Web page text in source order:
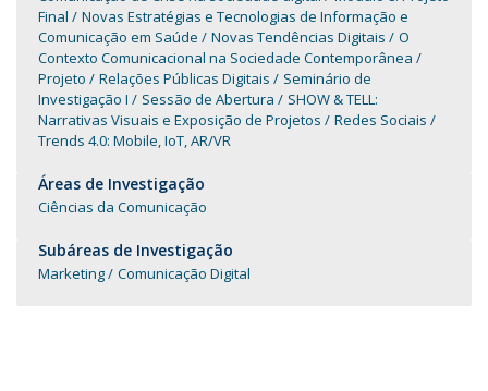
Final
Novas Estratégias e Tecnologias de Informação e
Comunicação em Saúde
Novas Tendências Digitais
O
Contexto Comunicacional na Sociedade Contemporânea
Projeto
Relações Públicas Digitais
Seminário de
Investigação I
Sessão de Abertura
SHOW & TELL:
Narrativas Visuais e Exposição de Projetos
Redes Sociais
Trends 4.0: Mobile, IoT, AR/VR
Áreas de Investigação
Ciências da Comunicação
Subáreas de Investigação
Marketing Comunicação Digital